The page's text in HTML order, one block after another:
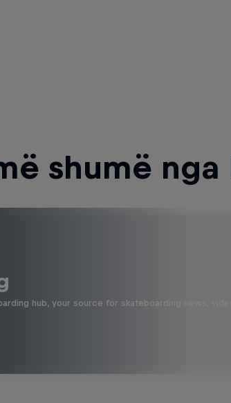
shumë nga
hub, your source for skateboarding news,